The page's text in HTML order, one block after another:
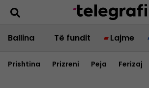
Ballina Të fundit Lajme
Prishtina Prizreni Peja Ferizaj